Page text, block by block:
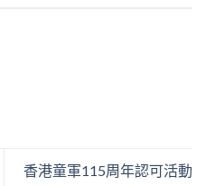
香港童軍115周年認可活動